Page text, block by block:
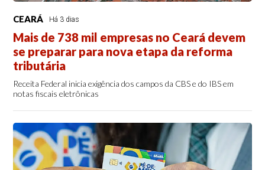
CEARÁ Há 3 dias
Mais de 738 mil empresas no Ceará devem
se preparar para nova etapa da reforma
tributária
Receita Federal inicia exigência dos campos da CBS e do IBS em
notas fiscais eletrônicas